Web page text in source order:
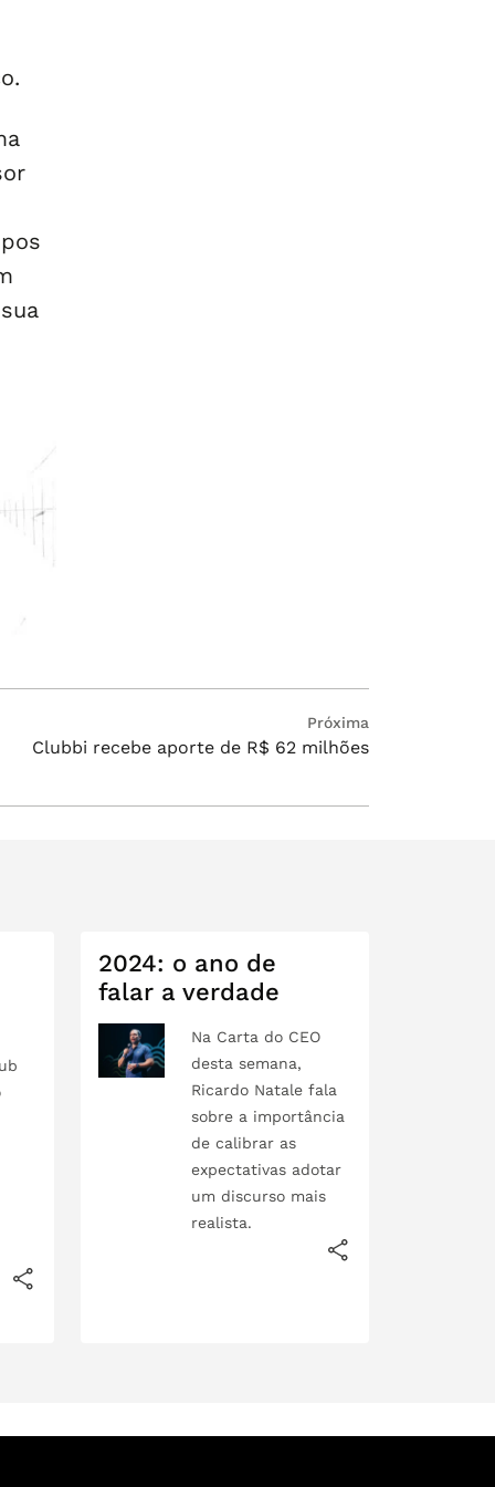
Próxima
post:
Clubbi recebe aporte de R$ 62 milhões
2024: o ano de
falar a verdade
Na Carta do CEO
desta semana,
Ricardo Natale fala
sobre a importância
de calibrar as
expectativas adotar
um discurso mais
realista.